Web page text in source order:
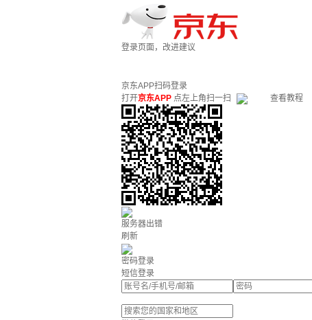
登录页面，改进建议
京东APP扫码登录
打开京东APP 点左上角扫一扫 查看教程
服务器出错
刷新
密码登录
短信登录